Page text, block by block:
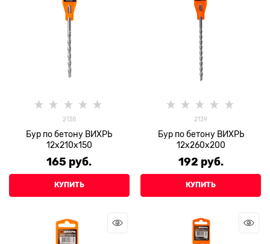
2138
Бур по бетону ВИХРЬ
12x210x150
165 руб.
КУПИТЬ
2139
Бур по бетону ВИХРЬ
12x260x200
192 руб.
КУПИТЬ